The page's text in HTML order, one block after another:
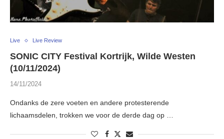
Live Live Review
SONIC CITY Festival Kortrijk, Wilde Westen
(10/11/2024)
14/11/2024
Ondanks de zere voeten en andere protesterende
lichaamsdelen, trokken we voor de derde dag op …